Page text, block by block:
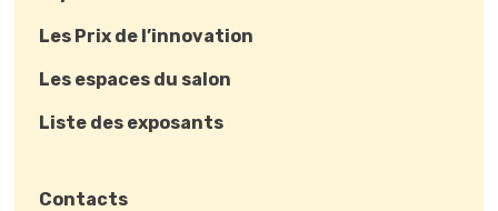
Les Prix de l’innovation
Les espaces du salon
Liste des exposants
Contacts